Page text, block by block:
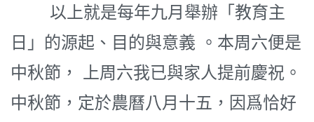
以上就是每年九月舉辦「教育主
日」的源起、目的與意義 。本周六便是
中秋節， 上周六我已與家人提前慶祝。
中秋節，定於農曆八月十五，因爲恰好